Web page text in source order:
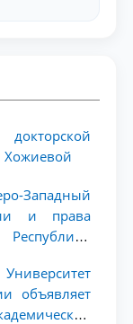
Xoжиевой
Западный
и права
для
объявляет